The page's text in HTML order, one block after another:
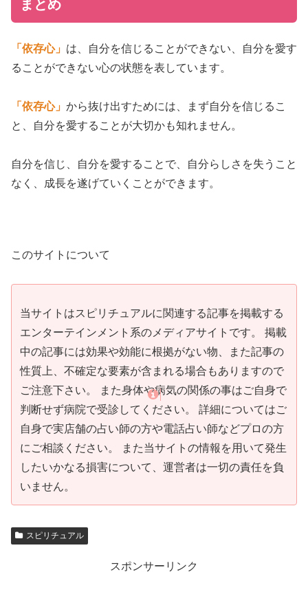
まとめ
「依存心」 は、自分を信じることができない、自分を愛す
ることができない心の状態を表しています。
「依存心」 から抜け出すためには、まず自分を信じるこ
と、自分を愛することが大切かも知れません。
自分を信じ、自分を愛することで、自分らしさを失うこと
なく、成長を遂げていくことができます。
このサイトについて
当サイトはスピリチュアルに関連する記事を掲載する
エンターテインメント系のメディアサイトです。 掲載
中の記事には効果や効能に根拠がない物、また記事の
性質上、不確定な要素が含まれる場合もありますので
ご注意下さい。 また身体や病気の関係の事はご自身で
判断せず病院で受診してください。 詳細についてはご
自身で実店舗の占い師の方や電話占い師などプロの方
にご相談ください。 また当サイトの情報を用いて発生
したいかなる損害について、運営者は一切の責任を負
いません。
スピリチュアル
スポンサーリンク